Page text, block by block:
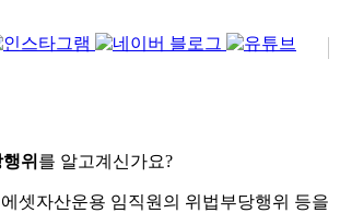
위 를 알고계신가요?
셋자산운용 임직원의 위법부당행위 등을